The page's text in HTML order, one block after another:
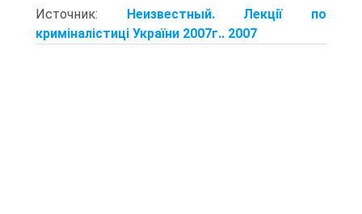
Источник: Неизвестный. Лекції по
криміналістиці України 2007г.. 2007